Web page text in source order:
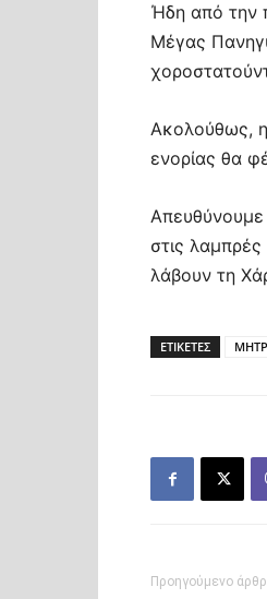
Ήδη από την
Μέγας
Ακολούθως, η
ενορίας θα
Απευθύνουμε
στις
λάβουν τη
ΕΤΙΚΕΤΕΣ
Προηγούμενο